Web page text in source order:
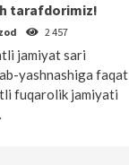
tarafdorimiz!
2 457
­jamiyat sari
yashnashiga faqat
fuqarolik jamiyati